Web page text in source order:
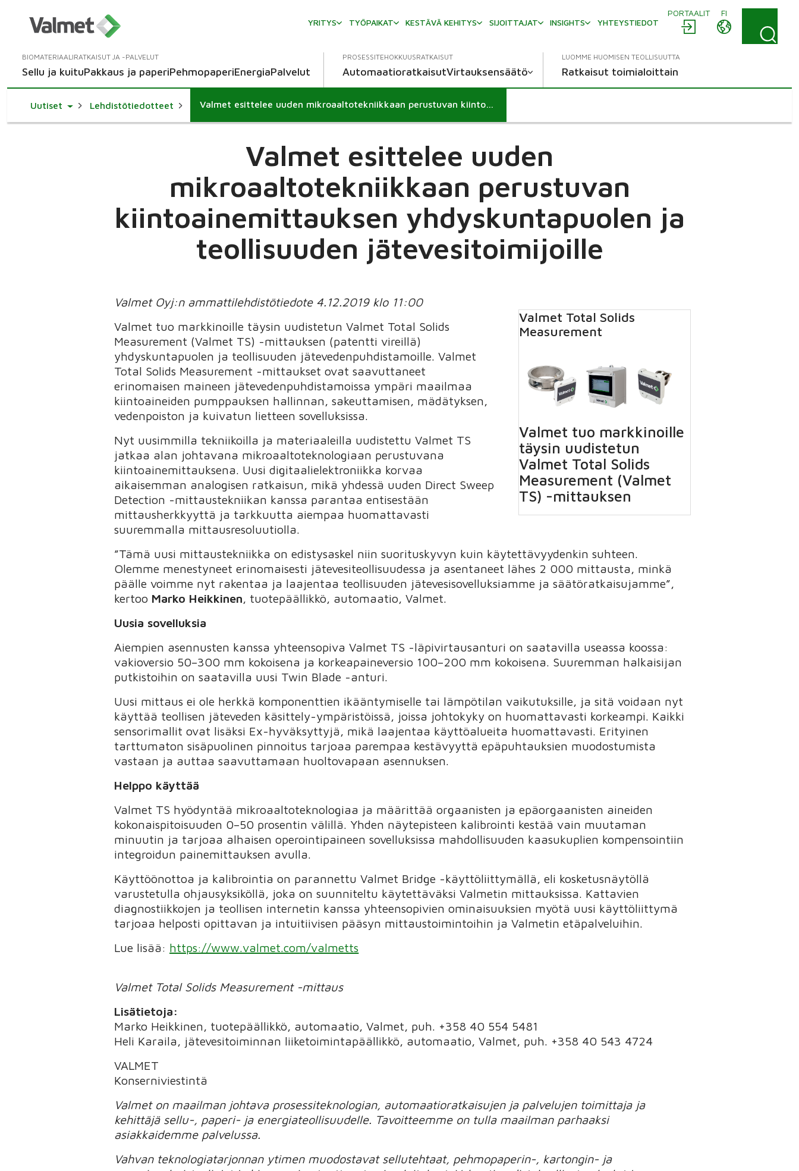
PORTAALIT
FI
YRITYS
TYÖPAIKAT KESTÄVÄ KEHITYS SIJOITTAJAT INSIGHTS YHTEYSTIEDOT
BIOMATERIAALIRATKAISUT JA -PALVELUT
Sellu ja kuituPakkaus ja paperiPehmopaperiEnergiaPalvelut
PROSESSITEHOKKUUSRATKAISUT
AutomaatioratkaisutVirtauksensäätö
LUOMME HUOMISEN TEOLLISUUTTA
Ratkaisut toimialoittain
Uutiset Toggle Dropdown
Lehdistötiedotteet Valmet esittelee uuden mikroaaltotekniikkaan perustuvan kiintoainemittauksen yhdyskuntapuolen ja teollisuuden jätevesitoimijoille
Valmet esittelee uuden
mikroaaltotekniikkaan perustuvan
kiintoainemittauksen yhdyskuntapuolen ja
teollisuuden jätevesitoimijoille
Valmet Total Solids
Measurement
Valmet tuo markkinoille
täysin uudistetun
Valmet Total Solids
Measurement (Valmet
TS) -mittauksen
Valmet Oyj:n ammattilehdistötiedote 4.12.2019 klo 11:00
Valmet tuo markkinoille täysin uudistetun Valmet Total Solids
Measurement (Valmet TS) -mittauksen (patentti vireillä)
yhdyskuntapuolen ja teollisuuden jätevedenpuhdistamoille. Valmet
Total Solids Measurement -mittaukset ovat saavuttaneet
erinomaisen maineen jätevedenpuhdistamoissa ympäri maailmaa
kiintoaineiden pumppauksen hallinnan, sakeuttamisen, mädätyksen,
vedenpoiston ja kuivatun lietteen sovelluksissa.
Nyt uusimmilla tekniikoilla ja materiaaleilla uudistettu Valmet TS
jatkaa alan johtavana mikroaaltoteknologiaan perustuvana
kiintoainemittauksena. Uusi digitaalielektroniikka korvaa
aikaisemman analogisen ratkaisun, mikä yhdessä uuden Direct Sweep
Detection -mittaustekniikan kanssa parantaa entisestään
mittausherkkyyttä ja tarkkuutta aiempaa huomattavasti
suuremmalla mittausresoluutiolla.
”Tämä uusi mittaustekniikka on edistysaskel niin suorituskyvyn kuin käytettävyydenkin suhteen.
Olemme menestyneet erinomaisesti jätevesiteollisuudessa ja asentaneet lähes 2 000 mittausta, minkä
päälle voimme nyt rakentaa ja laajentaa teollisuuden jätevesisovelluksiamme ja säätöratkaisujamme”,
kertoo Marko Heikkinen , tuotepäällikkö, automaatio, Valmet.
Uusia sovelluksia
Aiempien asennusten kanssa yhteensopiva Valmet TS -läpivirtausanturi on saatavilla useassa koossa:
vakioversio 50–300 mm kokoisena ja korkeapaineversio 100–200 mm kokoisena. Suuremman halkaisijan
putkistoihin on saatavilla uusi Twin Blade -anturi.
Uusi mittaus ei ole herkkä komponenttien ikääntymiselle tai lämpötilan vaikutuksille, ja sitä voidaan nyt
käyttää teollisen jäteveden käsittely-ympäristöissä, joissa johtokyky on huomattavasti korkeampi. Kaikki
sensorimallit ovat lisäksi Ex-hyväksyttyjä, mikä laajentaa käyttöalueita huomattavasti. Erityinen
tarttumaton sisäpuolinen pinnoitus tarjoaa parempaa kestävyyttä epäpuhtauksien muodostumista
vastaan ja auttaa saavuttamaan huoltovapaan asennuksen.
Helppo käyttää
Valmet TS hyödyntää mikroaaltoteknologiaa ja määrittää orgaanisten ja epäorgaanisten aineiden
kokonaispitoisuuden 0–50 prosentin välillä. Yhden näytepisteen kalibrointi kestää vain muutaman
minuutin ja tarjoaa alhaisen operointipaineen sovelluksissa mahdollisuuden kaasukuplien kompensointiin
integroidun painemittauksen avulla.
Käyttöönottoa ja kalibrointia on parannettu Valmet Bridge -käyttöliittymällä, eli kosketusnäytöllä
varustetulla ohjausyksiköllä, joka on suunniteltu käytettäväksi Valmetin mittauksissa. Kattavien
diagnostiikkojen ja teollisen internetin kanssa yhteensopivien ominaisuuksien myötä uusi käyttöliittymä
tarjoaa helposti opittavan ja intuitiivisen pääsyn mittaustoimintoihin ja Valmetin etäpalveluihin.
Lue lisää: https://www.valmet.com/valmetts
Valmet Total Solids Measurement -mittaus
Lisätietoja:
Marko Heikkinen, tuotepäällikkö, automaatio, Valmet, puh. +358 40 554 5481
Heli Karaila, jätevesitoiminnan liiketoimintapäällikkö, automaatio, Valmet, puh. +358 40 543 4724
VALMET
Konserniviestintä
Valmet on maailman johtava prosessiteknologian, automaatioratkaisujen ja palvelujen toimittaja ja
kehittäjä sellu-, paperi- ja energiateollisuudelle. Tavoitteemme on tulla maailman parhaaksi
asiakkaidemme palvelussa.
Vahvan teknologiatarjonnan ytimen muodostavat sellutehtaat, pehmopaperin-, kartongin- ja